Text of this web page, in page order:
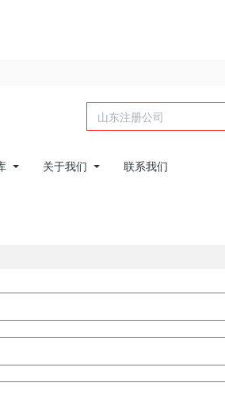
关于我们 联系我们